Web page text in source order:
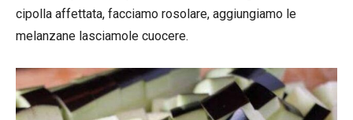
cipolla affettata, facciamo rosolare, aggiungiamo le
melanzane lasciamole cuocere.